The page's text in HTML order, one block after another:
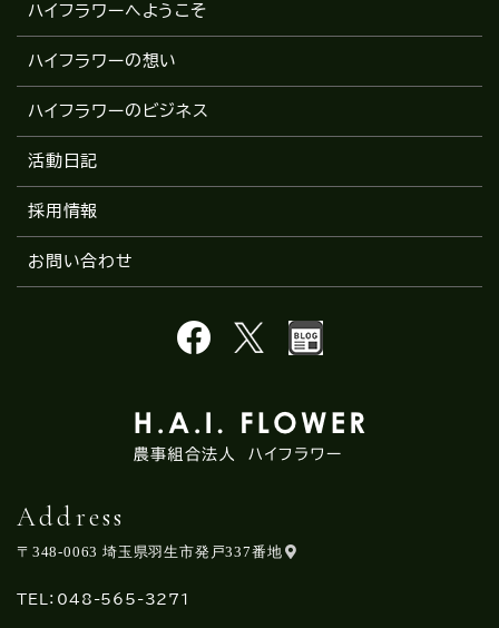
ハイフラワーへようこそ
ハイフラワーの想い
ハイフラワーのビジネス
活動日記
採用情報
お問い合わせ
Address
〒348-0063 埼玉県羽生市発戸337番地
TEL： 048-565-3271